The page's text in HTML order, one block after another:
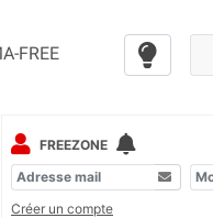
FREE
FREEZONE
Créer un compte